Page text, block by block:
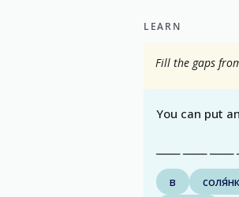
LEARN
Fill the gaps
You can put
_____ _____
в